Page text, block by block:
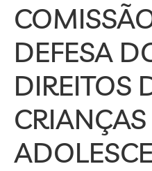
DEFESA
DIREITOS
CRIANÇAS